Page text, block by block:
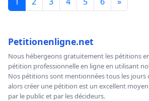
Petitionenligne.net
Nous hébergeons gratuitement les pétitions
pétition professionnelle en ligne en utilisant
Nos pétitions sont mentionnées tous les jours
alors créer une pétition est un excellent
par le public et par les décideurs.